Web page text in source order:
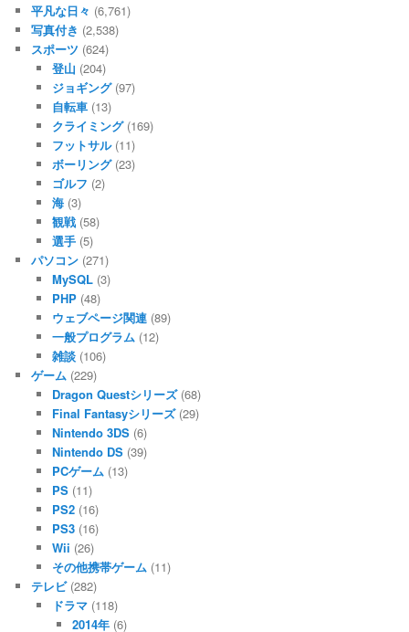
平凡な日々 (6,761)
写真付き (2,538)
スポーツ (624)
登山 (204)
ジョギング(97)
自転車(13)
クライミング(169)
フットサル(11)
ボーリング(23)
ゴルフ (2)
海(3)
観戦(58)
選手(5)
パソコン (271)
MySQL(3)
PHP(48)
ウェブページ関連(89)
一般プログラム (12)
雑談(106)
ゲーム (229)
Dragon Questシリーズ(68)
Final Fantasyシリーズ(29)
Nintendo 3DS(6)
Nintendo DS(39)
PCゲーム (13)
PS(11)
PS2(16)
PS3(16)
Wii (26)
その他携帯ゲーム (11)
テレビ(282)
ドラマ(118)
2014年 (6)